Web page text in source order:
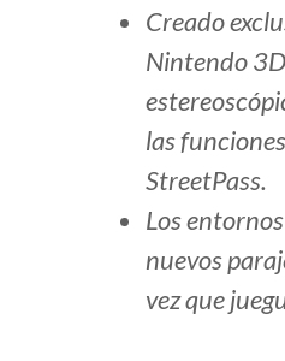
Creado
Nintendo
las
StreetPass.
Los
nuevos
vez que